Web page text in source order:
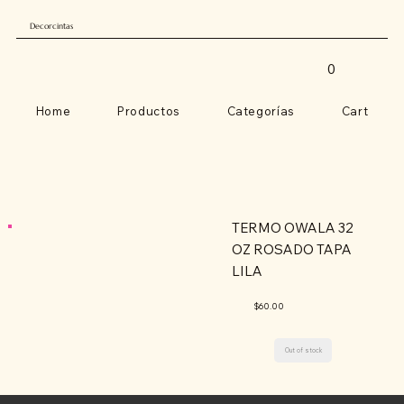
Decorcintas
Home Productos Categorías Cart
0
Out of stock
TERMO OWALA 32
OZ ROSADO TAPA
LILA
$60.00